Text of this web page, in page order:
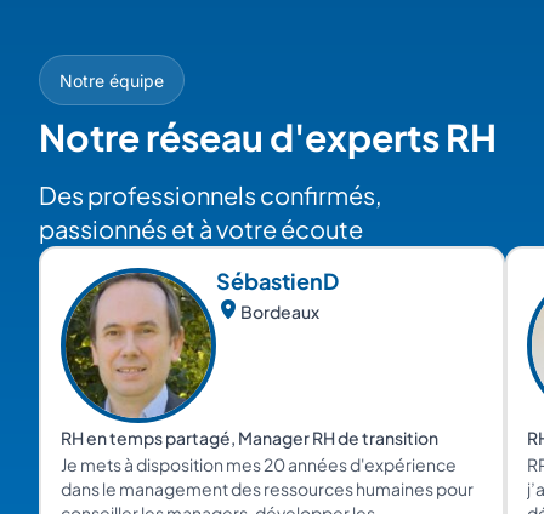
Notre équipe
Notre réseau d'experts RH
Des professionnels confirmés,
passionnés et à votre écoute
SébastienD
Bordeaux
RH en temps partagé, Manager RH de transition
Je mets à disposition mes 20 années d'expérience
dans le management des ressources humaines pour